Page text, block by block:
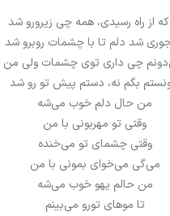
از راه رسیدی، همه چی زیرورو شد
شد دلم تا با چشمات روبرو شد
چی داری توی چشمات ولی من
بگم نه، دستم پیش تو رو شد
من حال دلم خوب می‌شه
وقتی تو مهربونی با من
وقتی چشمای تو می‌خنده
می‌گی می‌خوای بمونی با من
من حالم یهو خوب می‌شه
تا موهای تورو می‌بینم